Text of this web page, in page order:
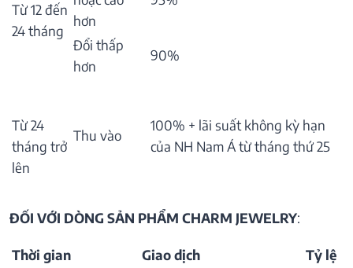
Từ 12 đến
24 tháng
hơn
Đổi thấp
hơn
90%
Từ 24
tháng trở
lên
Thu vào
100% + lãi suất không kỳ hạn
của NH Nam Á từ tháng thứ 25
ĐỐI VỚI DÒNG SẢN PHẨM CHARM JEWELRY:
Thời gian Giao dịch Tỷ lệ